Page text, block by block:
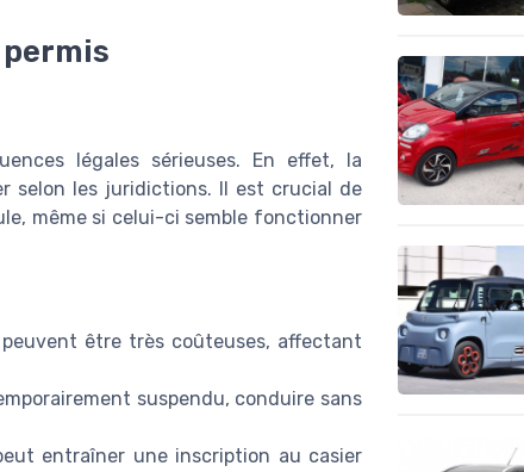
légales sérieuses. En effet, la
selon les juridictions. Il est crucial de
même si celui-ci semble fonctionner
être très coûteuses, affectant
suspendu, conduire sans
entraîner une inscription au casier